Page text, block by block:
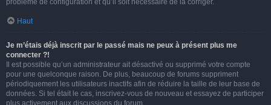
problème de configuration et qu’il soit nécessaire de la corriger.
Haut
Je m’étais déjà inscrit par le passé mais ne peux à présent plus me
connecter ?!
Il est possible qu’un administrateur ait désactivé ou supprimé votre compte
pour une quelconque raison. De plus, beaucoup de forums suppriment
périodiquement les utilisateurs inactifs afin de réduire la taille de leur base de
données. Si tel était le cas, inscrivez-vous de nouveau et essayez de participer
plus activement aux discussions du forum.